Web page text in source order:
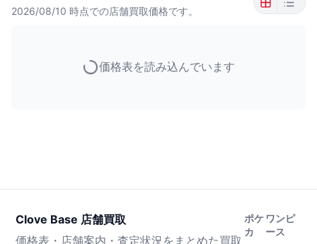
2026/08/10 時点での店舗買取価格です。
価格表を読み込んでいます
Clove Base 店舗買取
価格表・店舗案内・査定状況をまとめた買取
ポケ
カ
ワンピ
ース